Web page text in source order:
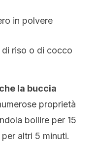
in polvere
di riso o di cocco
la buccia
proprietà
bollire per 15
altri 5 minuti.